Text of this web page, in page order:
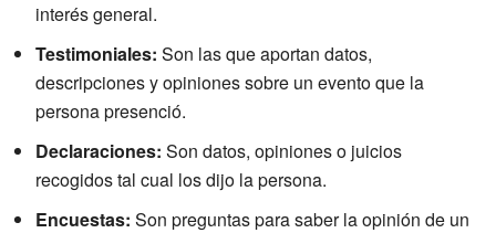
interés general.
Testimoniales: Son las que aportan datos,
descripciones y opiniones sobre un evento que la
persona presenció.
Declaraciones: Son datos, opiniones o juicios
recogidos tal cual los dijo la persona.
Encuestas: Son preguntas para saber la opinión de un